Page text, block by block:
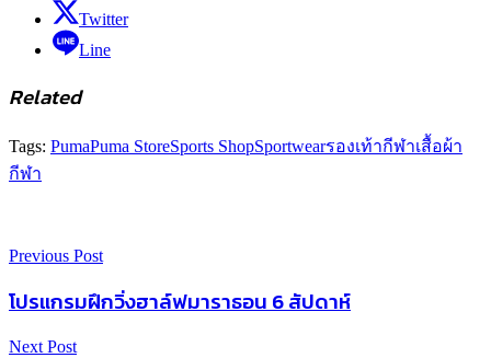
Twitter
Line
Related
Tags: PumaPuma StoreSports ShopSportwearรองเท้ากีฬาเสื้อผ้า
กีฬา
Previous Post
โปรแกรมฝึกวิ่งฮาล์ฟมาราธอน 6 สัปดาห์
Next Post